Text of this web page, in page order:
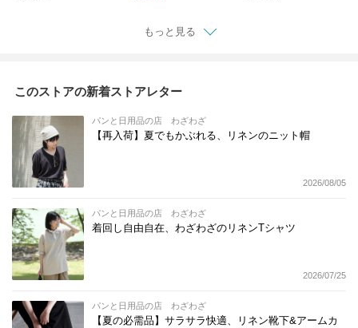
もっと見る
このストアの新着ストアレター
パンと日用品の店 わざわざ
【再入荷】夏でもかぶれる、リネンのニット帽
2026/08/05
パンと日用品の店 わざわざ
着回し自由自在、わざわざのリネンTシャツ
2026/07/25
パンと日用品の店 わざわざ
【夏の必需品】サラサラ快適、リネン靴下&アームカ